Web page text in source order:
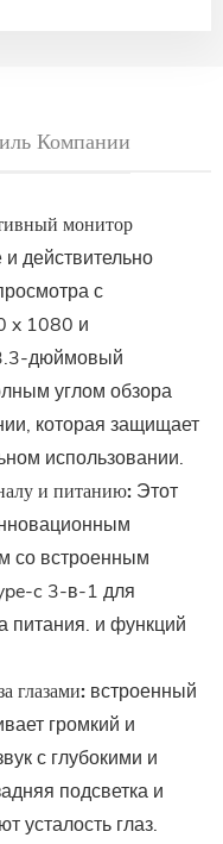
Компании
монитор
действительно
с
x 1080 и
дюймовый
углом обзора
которая защищает
использовании.
и питанию: Этот
со встроенным
c 3-в-1 для
питания. и функций
глазами: встроенный
громкий и
с глубокими и
подсветка и
усталость глаз.